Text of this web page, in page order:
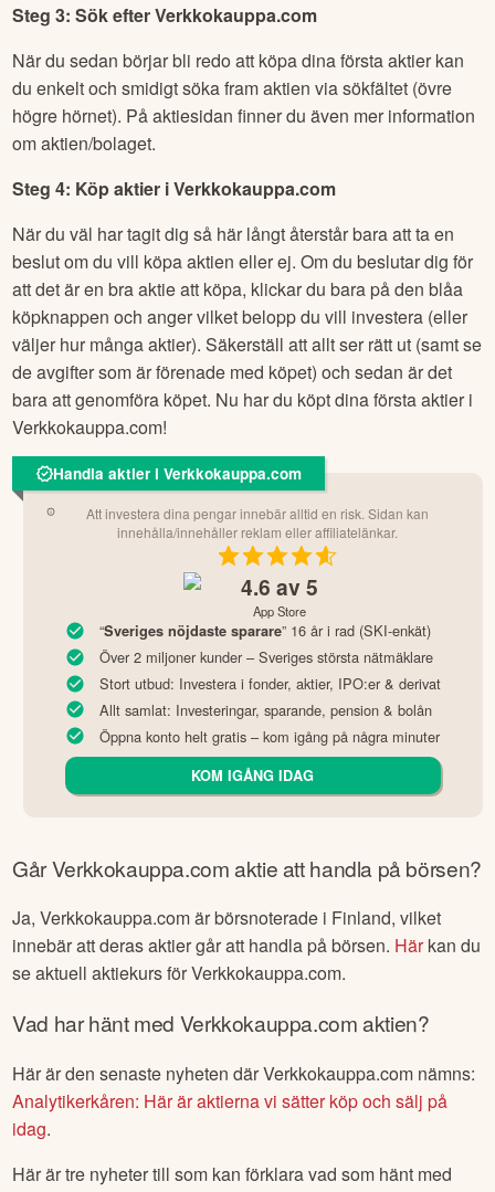
Steg 3: Sök efterVerkkokauppa.com
När du sedan börjar bli redo att köpa dina första aktier kan
du enkelt och smidigt söka fram aktien via sökfältet (övre
högre hörnet). På aktiesidan finner du även mer information
om aktien/bolaget.
Steg 4: Köp aktier iVerkkokauppa.com
När du väl har tagit dig så här långt återstår bara att ta en
beslut om du vill köpa aktien eller ej. Om du beslutar dig för
att det är en bra aktie att köpa, klickar du bara på den blåa
köpknappen och anger vilket belopp du vill investera (eller
väljer hur många aktier). Säkerställ att allt ser rätt ut (samt se
de avgifter som är förenade med köpet) och sedan är det
bara att genomföra köpet. Nu har du köpt dina första aktier i
Verkkokauppa.com!
Handla aktier i Verkkokauppa.com
Att investera dina pengar innebär alltid en risk. Sidan kan
innehålla/innehåller reklam eller affiliatelänkar.
4.6 av 5
App Store
“Sveriges nöjdaste sparare” 16 år i rad (SKI-enkät)
Över 2 miljoner kunder – Sveriges största nätmäklare
Stort utbud: Investera i fonder, aktier, IPO:er & derivat
Allt samlat: Investeringar, sparande, pension & bolån
Öppna konto helt gratis – kom igång på några minuter
KOM IGÅNG IDAG
GårVerkkokauppa.comaktie att handla på börsen?
Ja,Verkkokauppa.comär börsnoterade i Finland, vilket
innebär att deras aktier går att handla på börsen. Härkan du
se aktuell aktiekurs förVerkkokauppa.com.
Vad har hänt med Verkkokauppa.comaktien?
Här är den senaste nyheten därVerkkokauppa.com nämns:
Analytikerkåren: Här är aktierna vi sätter köp och sälj på
idag.
Här är tre nyheter till som kan förklara vad som hänt med